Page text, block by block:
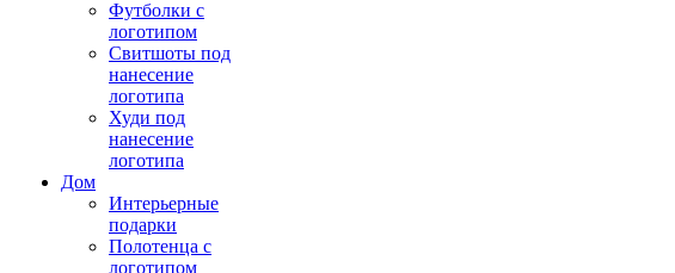
Футболки с
логотипом
Свитшоты под
нанесение
логотипа
Худи под
нанесение
логотипа
Дом
Интерьерные
подарки
Полотенца с
логотипом